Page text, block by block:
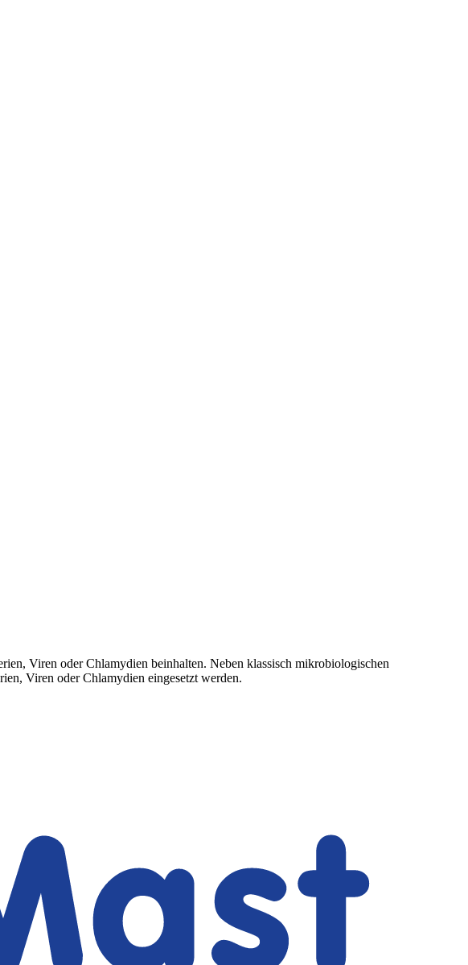
Viren oder Chlamydien beinhalten. Neben klassisch mikrobiologischen
Viren oder Chlamydien eingesetzt werden.